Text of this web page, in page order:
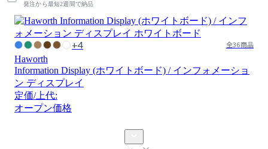
発注から最短2週間で納品
+4 全36商品
Haworth
Information Display (ホワイトボード) / インフォメーショ
ン ディスプレイ
定価/上代:
オープン価格